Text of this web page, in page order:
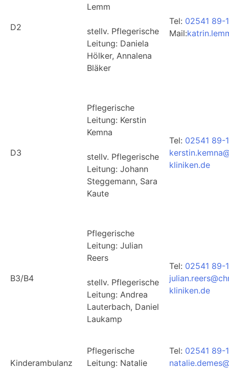
D2
Lemm
stellv. Pflegerische
Leitung: Daniela
Hölker, Annalena
Bläker
Tel: 02541 89-
Mail:
D3
Pflegerische
Leitung: Kerstin
Kemna
stellv. Pflegerische
Leitung: Johann
Steggemann, Sara
Kaute
Tel: 02541 89-
kliniken.de
B3/B4
Pflegerische
Leitung: Julian
Reers
stellv. Pflegerische
Leitung: Andrea
Lauterbach, Daniel
Laukamp
Tel: 02541 89-
kliniken.de
Kinderambulanz
Pflegerische
Leitung: Natalie
Tel: 02541 89-